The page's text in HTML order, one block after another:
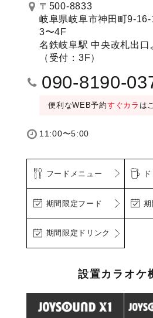
〒500-8833
岐阜県岐阜市神田町9-
3〜4F
名鉄岐阜駅 中央改札出口
（受付：3F）
090-8190-
便利なWEB予約すぐカラ は
11:00〜5:00
フードメニュー
期間限定フード
期間限定ドリンク
設置カラオケ
302号室 ディスコルーム(1〜8名)／